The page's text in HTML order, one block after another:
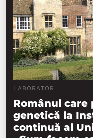
LABORATOR
Românul care
genetică la
continuă al